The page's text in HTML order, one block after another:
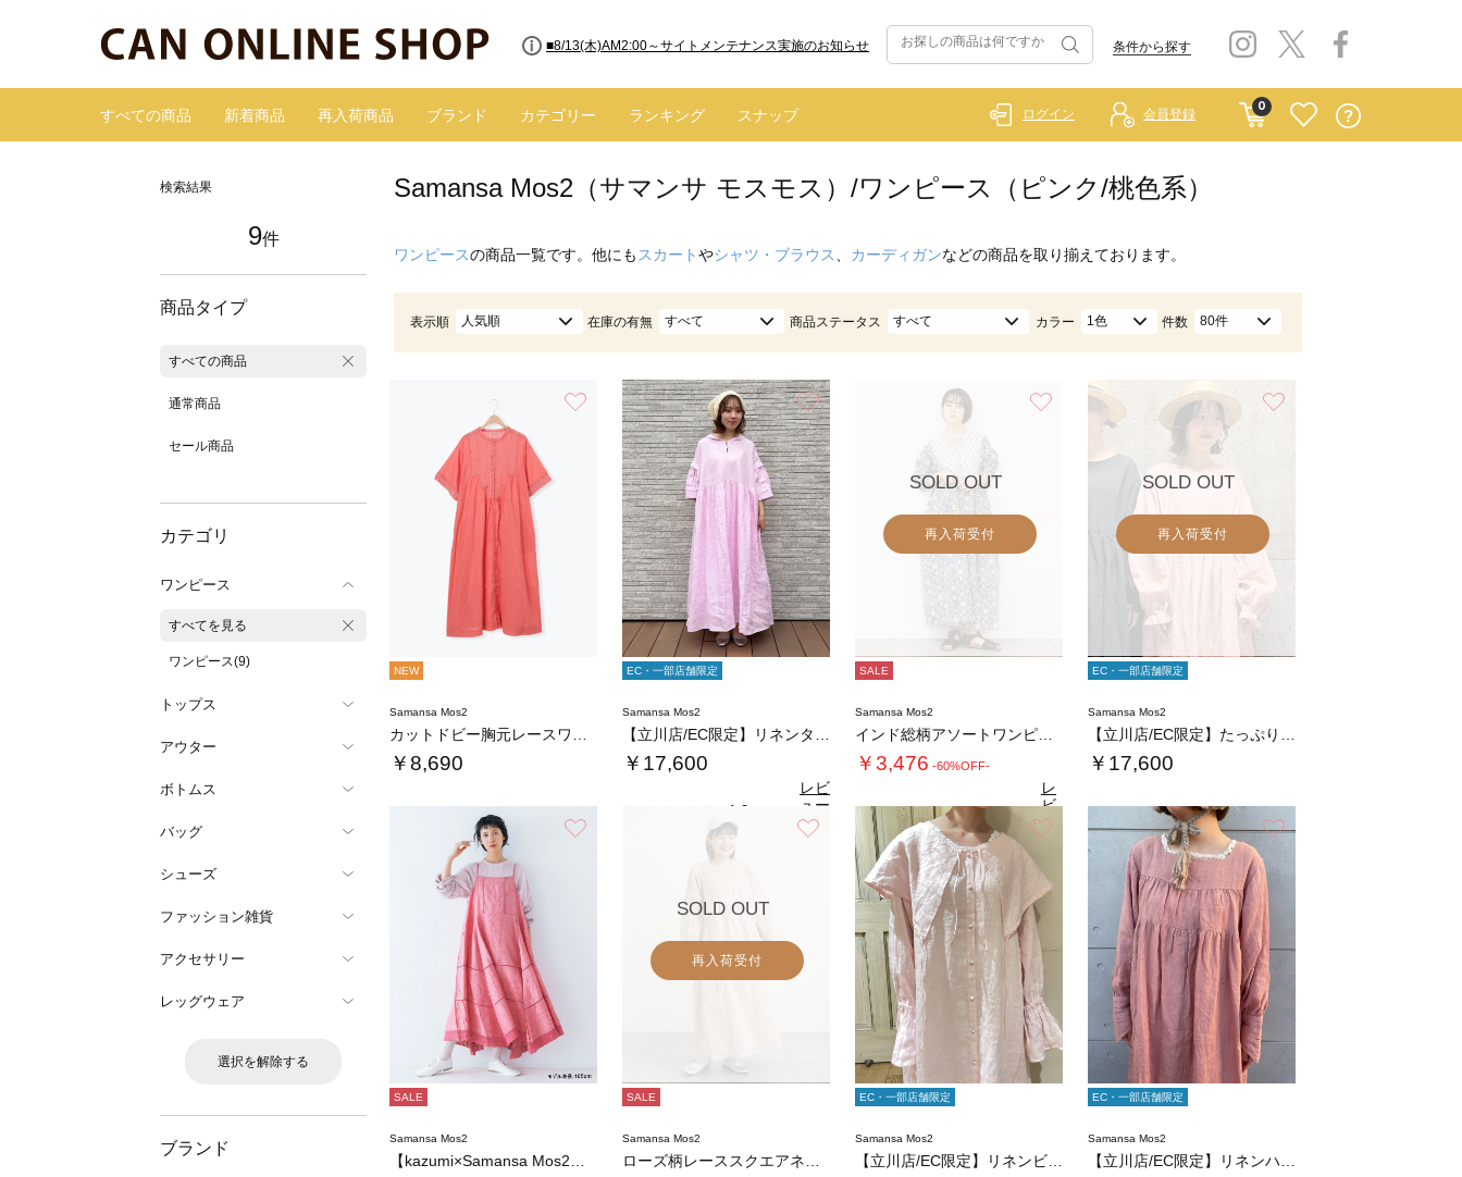
■8/13(木)AM2:00～サイトメンテナンス実施のお知らせ
■【お知らせ】ヤマト運輸の配送遅延・停止について 条件から探す
すべての商品 新着商品 再入荷商品 ブランド カテゴリー ランキング スナップ
0
ログイン 会員登録
検索結果
9件
商品タイプ
すべての商品
通常商品
セール商品
カテゴリ
ワンピース
すべてを見る
ワンピース(9)
トップス
アウター
ボトムス
バッグ
シューズ
ファッション雑貨
アクセサリー
レッグウェア
選択を解除する
ブランド
Samansa Mos2（サマンサ モスモス）/ワンピース（ピンク/桃色系）
ワンピースの商品一覧です。他にも スカートやシャツ・ブラウス カーディガンなどの商品を取り揃えております。
表示順 人気順 在庫の有無 すべて 商品ステータス すべて カラー 1色 件数 80件
お気に入り
NEW
Samansa Mos2
￥8,690
お気に入り
EC・一部店舗限定
Samansa Mos2
￥17,600
4.0
レビ
ュー
を見
る
お気に入り
SOLD OUT
再入荷受付
SALE
Samansa Mos2
￥3,476 -60%OFF-
4.4（27）
レ
ビ
ュ
ー
見
る
SOLD OUT
再入荷受付
EC・一部店舗限定
Samansa Mos2
￥17,600
SALE
Samansa Mos2
お気に入り
SOLD OUT
再入荷受付
SALE
Samansa Mos2
EC・一部店舗限定
Samansa Mos2
EC・一部店舗限定
Samansa Mos2